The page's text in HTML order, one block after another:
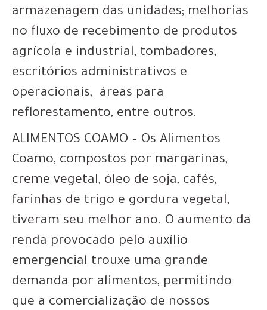
armazenagem das unidades; melhorias
no fluxo de recebimento de produtos
agrícola e industrial, tombadores,
escritórios administrativos e
operacionais, áreas para
reflorestamento, entre outros.
ALIMENTOS COAMO – Os Alimentos
Coamo, compostos por margarinas,
creme vegetal, óleo de soja, cafés,
farinhas de trigo e gordura vegetal,
tiveram seu melhor ano. O aumento da
renda provocado pelo auxílio
emergencial trouxe uma grande
demanda por alimentos, permitindo
que a comercialização de nossos